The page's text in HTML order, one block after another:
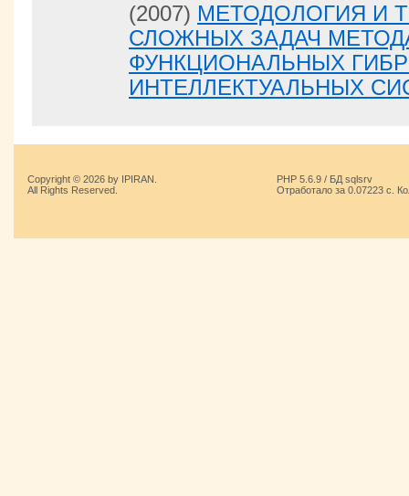
(2007) МЕТОДОЛОГИЯ И
СЛОЖНЫХ ЗАДАЧ
ФУНКЦИОНАЛЬНЫХ
ИНТЕЛЛЕКТУАЛЬНЫХ
Copyright © 2026 by IPIRAN.
All Rights Reserved.
PHP 5.6.9 / БД sqlsrv
Отработало за 0.07223 с.